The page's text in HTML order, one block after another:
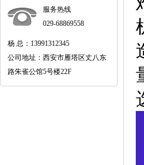
服务热线
029-68869558
杨 总：13991312345
公司地址：西安市雁塔区丈八东
路朱雀公馆5号楼22F